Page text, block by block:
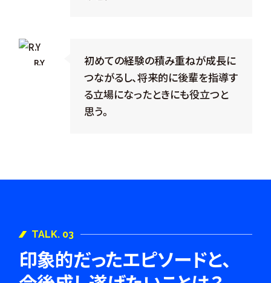
R.Y
初めての経験の積み重ねが成長に
つながるし、将来的に後輩を指導す
る立場になったときにも役立つと
思う。
TALK. 03
印象的だったエピソードと、